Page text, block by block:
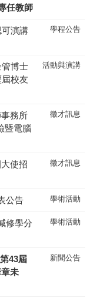
任教師
演講
學程公告
博士
校友
活動與演講
事務所
暨電腦
徵才訊息
使招
徵才訊息
公告 學術活動
修學分
學術活動
43屆
未
新聞公告